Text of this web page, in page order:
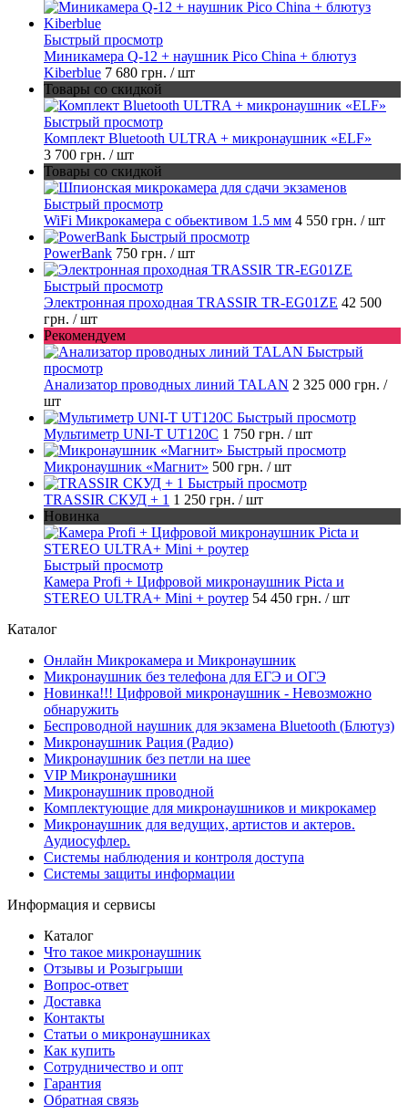
Быстрый просмотр
Миникамера Q-12 + наушник Pico China + блютуз
Kiberblue 7 680 грн. / шт
Товары со скидкой
Быстрый просмотр
Комплект Bluetooth ULTRA + микронаушник «ELF»
3 700 грн. / шт
Товары со скидкой
Быстрый просмотр
WiFi Микрокамера с обьективом 1.5 мм 4 550 грн. / шт
Быстрый просмотр
PowerBank 750 грн. / шт
Быстрый просмотр
Электронная проходная TRASSIR TR-EG01ZE 42 500
грн. / шт
Рекомендуем
Быстрый
просмотр
Анализатор проводных линий TALAN 2 325 000 грн. /
шт
Быстрый просмотр
Мультиметр UNI-T UT120C 1 750 грн. / шт
Быстрый просмотр
Микронаушник «Магнит» 500 грн. / шт
Быстрый просмотр
TRASSIR СКУД + 1 1 250 грн. / шт
Новинка
Быстрый просмотр
Камера Profi + Цифровой микронаушник Piсta и
STEREO ULTRA+ Mini + роутер 54 450 грн. / шт
Каталог
Онлайн Микрокамера и Микронаушник
Микронаушник без телефона для ЕГЭ и ОГЭ
Новинка!!! Цифровой микронаушник - Невозможно
обнаружить
Беспроводной наушник для экзамена Bluetooth (Блютуз)
Микронаушник Рация (Радио)
Микронаушник без петли на шее
VIP Микронаушники
Микронаушник проводной
Комплектующие для микронаушников и микрокамер
Микронаушник для ведущих, артистов и актеров.
Аудиосуфлер.
Системы наблюдения и контроля доступа
Системы защиты информации
Информация и сервисы
Каталог
Что такое микронаушник
Отзывы и Розыгрыши
Вопрос-ответ
Доставка
Контакты
Статьи о микронаушниках
Как купить
Сотрудничество и опт
Гарантия
Обратная связь